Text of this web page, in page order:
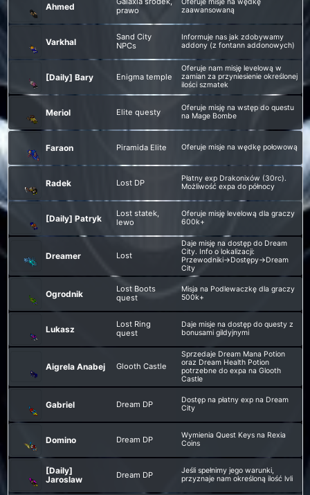
Ahmed
prawo
zaawansowaną
Varkhal
Sand City
NPCs
Informuje nas jak zdobywamy
addony (z fontann addonowych)
[Daily] Bary Enigma temple
Oferuje nam misję levelową w
zamian za przyniesienie określonej
ilości szmatek
Meriol Elite questy
Oferuje misję na wstęp do questu
na Mage Bombe
Faraon Piramida Elite Oferuje misje na wędkę połowową
Radek Lost DP
Płatny exp Drakonixów (30rc).
Możliwość expa do północy
[Daily] Patryk
Lost statek,
lewo
Oferuje misję levelową dla graczy
600k+
Dreamer Lost
Daje misję na dostęp do Dream
City. Info o lokalizacji:
Przewodniki->Dostępy->Dream
City
Ogrodnik
Lost Boots
quest
Misja na Podlewaczkę dla graczy
500k+
Lukasz
Lost Ring
quest
Daje misje na dostęp do questy z
bonusami gildyjnymi
Aigrela Anabej Glooth Castle
Sprzedaje Dream Mana Potion
oraz Dream Health Potion
potrzebne do expa na Glooth
Castle
Gabriel Dream DP
Dostęp na płatny exp na Dream
City
Domino Dream DP
Wymienia Quest Keys na Rexia
Coins
[Daily]
Jaroslaw
Dream DP
Jeśli spełnimy jego warunki,
przyznaje nam określoną ilość lvli